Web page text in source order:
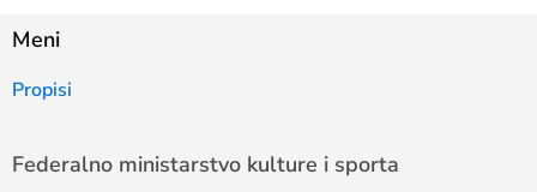
Meni
Propisi
Federalno ministarstvo kulture i sporta